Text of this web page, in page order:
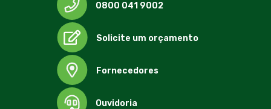
0800 041 9002
Solicite um orçamento
Fornecedores
Ouvidoria